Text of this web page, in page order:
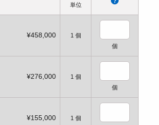
単位
¥458,000 1 個
個
¥276,000 1 個
個
¥155,000 1 個